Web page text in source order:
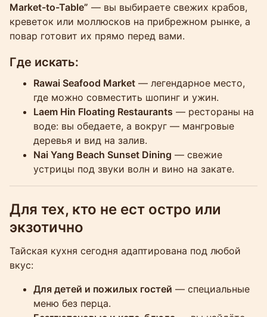
Market-to-Table” — вы выбираете свежих крабов,
креветок или моллюсков на прибрежном рынке, а
повар готовит их прямо перед вами.
Где искать:
Rawai Seafood Market — легендарное место,
где можно совместить шопинг и ужин.
Laem Hin Floating Restaurants — рестораны на
воде: вы обедаете, а вокруг — мангровые
деревья и вид на залив.
Nai Yang Beach Sunset Dining — свежие
устрицы под звуки волн и вино на закате.
Для тех, кто не ест остро или
экзотично
Тайская кухня сегодня адаптирована под любой
вкус:
Для детей и пожилых гостей — специальные
меню без перца.